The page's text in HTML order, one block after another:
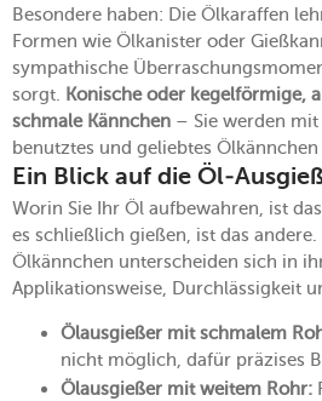
Besondere haben: Die Ölkaraffen
Formen wie Ölkanister oder
sympathische
sorgt. Konische oder kegelförmige,
schmale Kännchen – Sie werden
benutztes und geliebtes Ölkännchen
Ein Blick auf die Öl-
Worin Sie Ihr Öl aufbewahren, ist
es schließlich gießen, ist das andere.
Ölkännchen unterscheiden sich in
Applikationsweise, Durchlässigkeit
Ölausgießer mit schmalem
nicht möglich, dafür präzises
Ölausgießer mit weitem Rohr: